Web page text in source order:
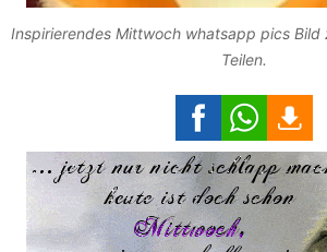
Inspirierendes Mittwoch whatsapp pics Bild
Teilen.